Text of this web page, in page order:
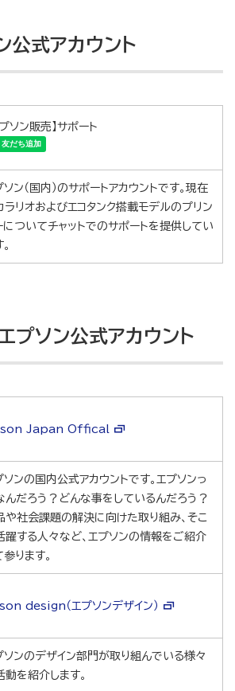
公式アカウント
プソン販売】サポート
ソン（国内）のサポートアカウントです。現在
ラリオおよびエコタンク搭載モデルのプリン
についてチャットでのサポートを提供してい
ソン公式アカウント
Japan Offical
ソンの国内公式アカウントです。エプソンっ
んだろう？どんな事をしているんだろう？
や社会課題の解決に向けた取り組み、そこ
躍する人々など、エプソンの情報をご紹介
参ります。
design（エプソンデザイン）
ソンのデザイン部門が取り組んでいる様々
動を紹介します。